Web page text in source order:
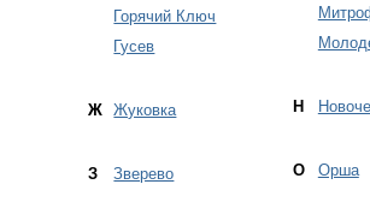
Горячий Ключ
Гусев
Ж Жуковка
З Зверево
Н
О Орша